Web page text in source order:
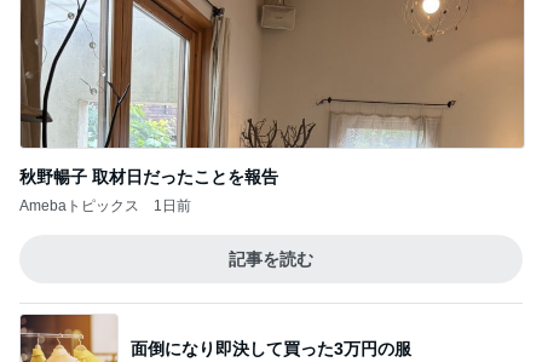
秋野暢子 取材日だったことを報告
Amebaトピックス 1日前
記事を読む
面倒になり即決して買った3万円の服